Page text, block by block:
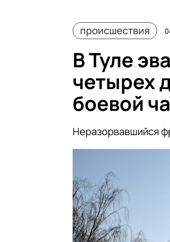
происшествия
В Туле
четырех
боевой
Неразорвавшийся